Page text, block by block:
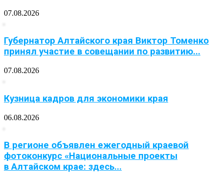
07.08.2026
Губернатор Алтайского края Виктор Томенко
принял участие в совещании по развитию...
07.08.2026
Кузница кадров для экономики края
06.08.2026
В регионе объявлен ежегодный краевой
фотоконкурс «Национальные проекты
в Алтайском крае: здесь...